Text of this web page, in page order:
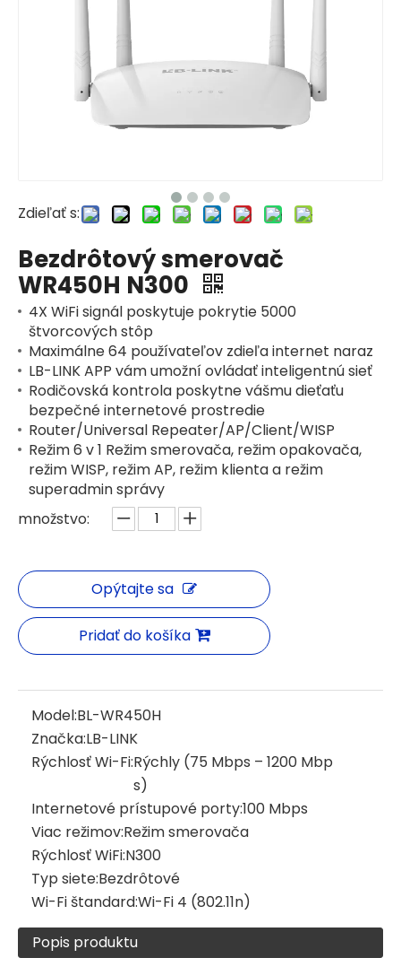
Zdieľať s:
Bezdrôtový smerovač
WR450H N300
4X WiFi signál poskytuje pokrytie 5000
štvorcových stôp
Maximálne 64 používateľov zdieľa internet naraz
LB-LINK APP vám umožní ovládať inteligentnú sieť
Rodičovská kontrola poskytne vášmu dieťaťu
bezpečné internetové prostredie
Router/Universal Repeater/AP/Client/WISP
Režim 6 v 1 Režim smerovača, režim opakovača,
režim WISP, režim AP, režim klienta a režim
superadmin správy
množstvo:
Opýtajte sa
Pridať do košíka
Model:BL-WR450H
Značka:LB-LINK
Rýchlosť Wi-Fi:Rýchly (75 Mbps – 1200 Mbp
s)
Internetové prístupové porty:100 Mbps
Viac režimov:Režim smerovača
Rýchlosť WiFi:N300
Typ siete:Bezdrôtové
Wi-Fi štandard:Wi-Fi 4 (802.11n)
Popis produktu